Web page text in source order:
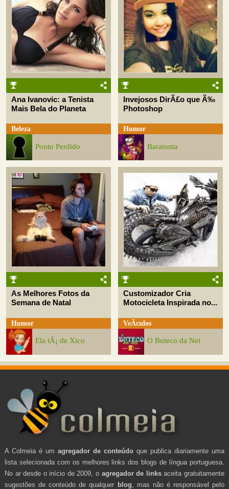
Ana Ivanovic: a Tenista
Mais Bela do Planeta
Beleza
Ponto Perdido
Invejosos DirÃ£o que Ã‰
Photoshop
Humor
Baratonta
As Melhores Fotos da
Semana de Natal
Humor
Ela tÃ¡ de Xico
Customizador Cria
Motocicleta Inspirada no...
VeÃ­culos
O Buteco da Net
A Colmeia é um agregador de conteúdo que publica diariamente uma
lista selecionada com os melhores links dos blogs de língua portuguesa.
No ar desde o início de 2009, o agregador de linksaceita gratuitamente
sugestões de conteúdo de qualquer blog , mas não é responsável pelo